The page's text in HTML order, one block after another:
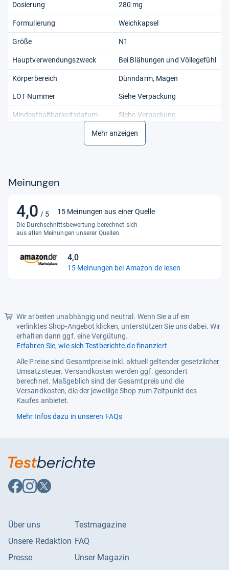
Dosierung 280 mg
Formulierung Weichkapsel
Größe N1
Hauptverwendungszweck Bei Blähungen und Völlegefühl
Körperbereich Dünndarm, Magen
LOT Nummer Siehe Verpackung
Mindesthaltbarkeitsdatum Siehe Verpackung
Ja
Verabreichungsform
Wirksame Inhaltsstoffe Simeticon
Mehr anzeigen
Meinungen
4,0 / 5
4,0
von
5
Sternen
15 Meinungen aus einer Quelle
Die Durchschnittsbewertung berechnet sich
aus allen Meinungen unserer Quellen.
4,0
4,0
von
15 Meinungen bei Amazon.de lesen
Wir arbeiten unabhängig und neutral. Wenn Sie auf ein
verlinktes Shop-Angebot klicken, unterstützen Sie uns dabei. Wir
erhalten dann ggf. eine Vergütung.
Erfahren Sie, wie sich Testberichte.de finanziert
Alle Preise sind Gesamtpreise inkl. aktuell geltender gesetzlicher
Umsatzsteuer. Versandkosten werden ggf. gesondert
berechnet. Maßgeblich sind der Gesamtpreis und die
Versandkosten, die der jeweilige Shop zum Zeitpunkt des
Kaufes anbietet.
Mehr Infos dazu in unseren FAQs
Auf
Facebook
Auf
Instagram
Auf
X
Über uns
Unsere Redaktion
Presse
Testmagazine
FAQ
Unser Magazin